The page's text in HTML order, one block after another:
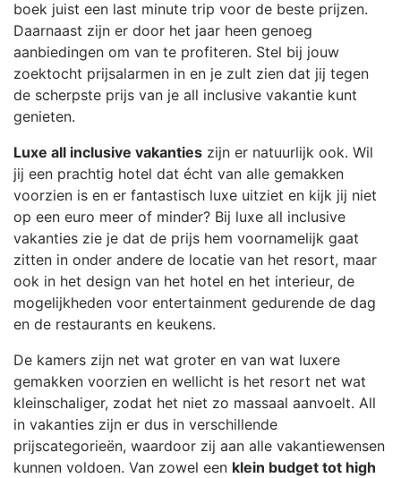
boek juist een last minute trip voor de beste prijzen.
Daarnaast zijn er door het jaar heen genoeg
aanbiedingen om van te profiteren. Stel bij jouw
zoektocht prijsalarmen in en je zult zien dat jij tegen
de scherpste prijs van je all inclusive vakantie kunt
genieten.
Luxe all inclusive vakanties zijn er natuurlijk ook. Wil
jij een prachtig hotel dat écht van alle gemakken
voorzien is en er fantastisch luxe uitziet en kijk jij niet
op een euro meer of minder? Bij luxe all inclusive
vakanties zie je dat de prijs hem voornamelijk gaat
zitten in onder andere de locatie van het resort, maar
ook in het design van het hotel en het interieur, de
mogelijkheden voor entertainment gedurende de dag
en de restaurants en keukens.
De kamers zijn net wat groter en van wat luxere
gemakken voorzien en wellicht is het resort net wat
kleinschaliger, zodat het niet zo massaal aanvoelt. All
in vakanties zijn er dus in verschillende
prijscategorieën, waardoor zij aan alle vakantiewensen
kunnen voldoen. Van zowel een klein budget tot high